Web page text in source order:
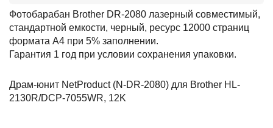
Фотобарабан Brother DR-2080 лазерный совместимый,
стандартной емкости, черный, ресурс 12000 страниц
формата А4 при 5% заполнении.
Гарантия 1 год при условии сохранения упаковки.
Драм-юнит NetProduct (N-DR-2080) для Brother HL-
2130R/DCP-7055WR, 12K